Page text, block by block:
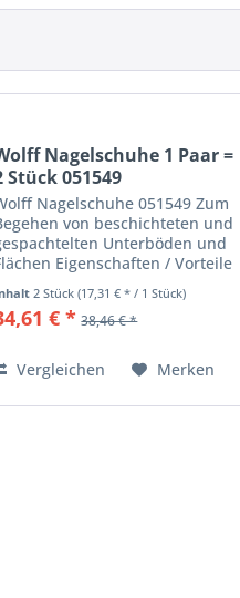
Nagelschuhe 1 Paar =
Stück 051549
Nagelschuhe 051549 Zum
von beschichteten und
Unterböden und
Eigenschaften / Vorteile
1 Paar (2 Stück)
Ersatz-Set Nägel 2x
2 Stück(17,31 € * / 1 Stück)
€ * 38,46 € *
Vergleichen Merken